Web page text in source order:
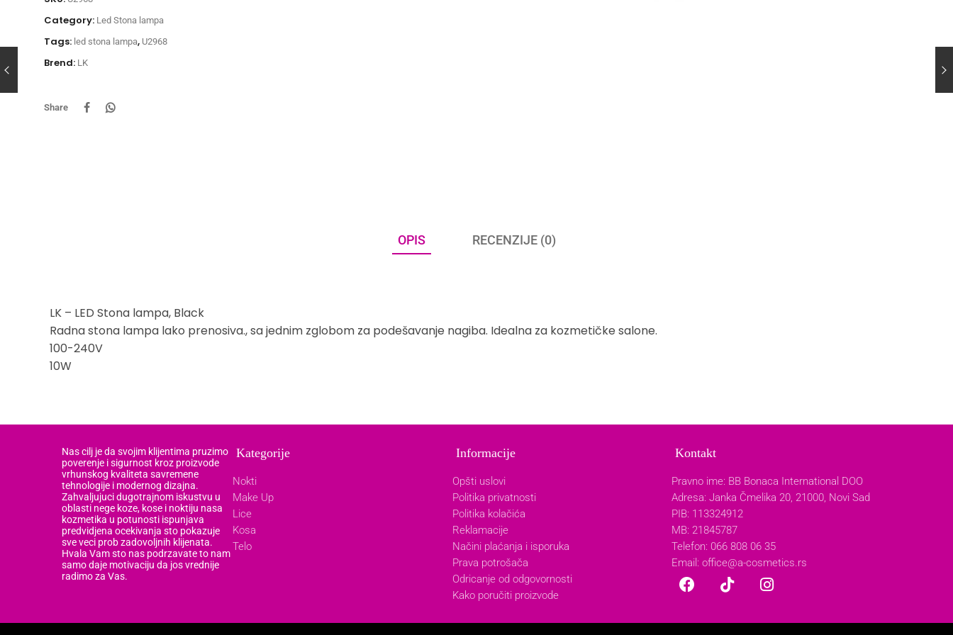
Category: Led Stona lampa
Tags: led stona lampa, U2968
Brend: LK
Share
OPIS RECENZIJE (0)
LK – LED Stona lampa, Black
Radna stona lampa lako prenosiva., sa jednim zglobom za podešavanje nagiba. Idealna za kozmetičke salone.
100-240V
10W
Nas cilj je da svojim klijentima pruzimo
poverenje i sigurnost kroz proizvode
vrhunskog kvaliteta savremene
tehnologije i modernog dizajna.
Zahvaljujuci dugotrajnom iskustvu u
oblasti nege koze, kose i noktiju nasa
kozmetika u potunosti ispunjava
predvidjena ocekivanja sto pokazuje
sve veci prob zadovoljnih klijenata.
Hvala Vam sto nas podrzavate to nam
samo daje motivaciju da jos vrednije
radimo za Vas.
Kategorije
Nokti
Make Up
Lice
Kosa
Telo
Informacije
Opšti uslovi
Politika privatnosti
Politika kolačića
Reklamacije
Načini plaćanja i isporuka
Prava potrošača
Odricanje od odgovornosti
Kako poručiti proizvode
Kontakt
Pravno ime: BB Bonaca International DOO
Adresa: Janka Čmelika 20, 21000, Novi Sad
PIB: 113324912
MB: 21845787
Telefon: 066 808 06 35
Email:office@a-cosmetics.rs